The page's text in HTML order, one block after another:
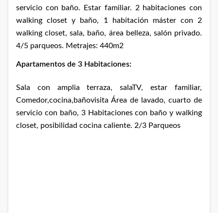
servicio con baño. Estar familiar. 2 habitaciones con
walking closet y baño, 1 habitación máster con 2
walking closet, sala, baño, área belleza, salón privado.
4/5 parqueos. Metrajes: 440m2
Apartamentos de 3 Habitaciones:
Sala con amplia terraza, salaTV, estar familiar,
Comedor,cocina,bañovisita Área de lavado, cuarto de
servicio con baño, 3 Habitaciones con baño y walking
closet, posibilidad cocina caliente. 2/3 Parqueos